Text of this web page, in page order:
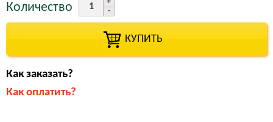
Количество
КУПИТЬ
Как заказать?
Как оплатить?